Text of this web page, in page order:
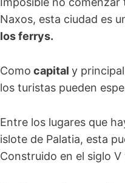
Naxos, esta ciudad es
los ferrys.
Como capital y
los turistas pueden
Entre los lugares que
islote de Palatia, esta
Construido en el siglo